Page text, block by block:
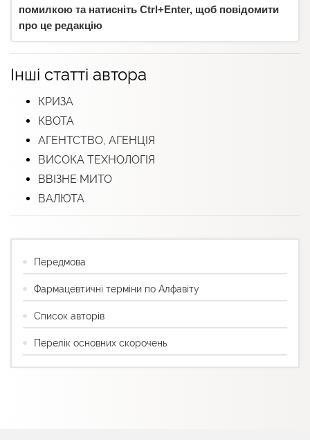
помилкою та натисніть Ctrl+Enter, щоб повідомити
про це редакцію
Інші статті автора
КРИЗА
КВОТА
АГЕНТСТВО, АГЕНЦІЯ
ВИСОКА ТЕХНОЛОГІЯ
ВВІЗНЕ МИТО
ВАЛЮТА
Передмова
Фармацевтичні терміни по Алфавіту
Список авторів
Перелік основних скорочень